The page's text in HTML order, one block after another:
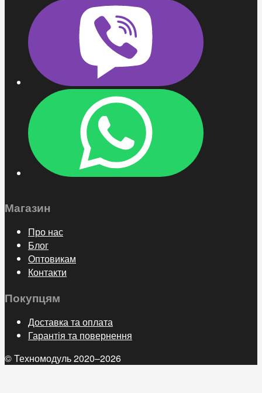
Магазин
Про нас
Блог
Оптовикам
Контакти
Покупцям
Доставка та оплата
Гарантія та повернення
© Техномодуль 2020–2026